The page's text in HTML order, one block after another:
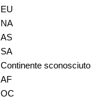
EU
NA
AS
SA
Continente sconosciuto
AF
OC